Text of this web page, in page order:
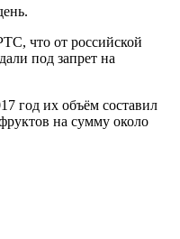
что от российской
под запрет на
год их объём составил
на сумму около